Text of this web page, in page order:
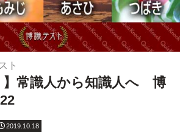
ト
】常識人から知識人へ 博
2019.10.18